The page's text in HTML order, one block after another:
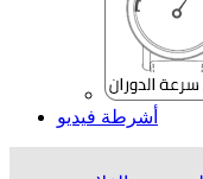
أشرطة فيديو